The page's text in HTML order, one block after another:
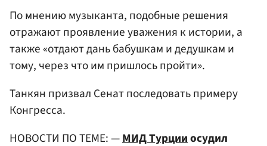
По мнению музыканта, подобные решения
отражают проявление уважения к истории, а
также «отдают дань бабушкам и дедушкам и
тому, через что им пришлось пройти».
Танкян призвал Сенат последовать примеру
Конгресса.
НОВОСТИ ПО ТЕМЕ: —МИД Турцииосудил